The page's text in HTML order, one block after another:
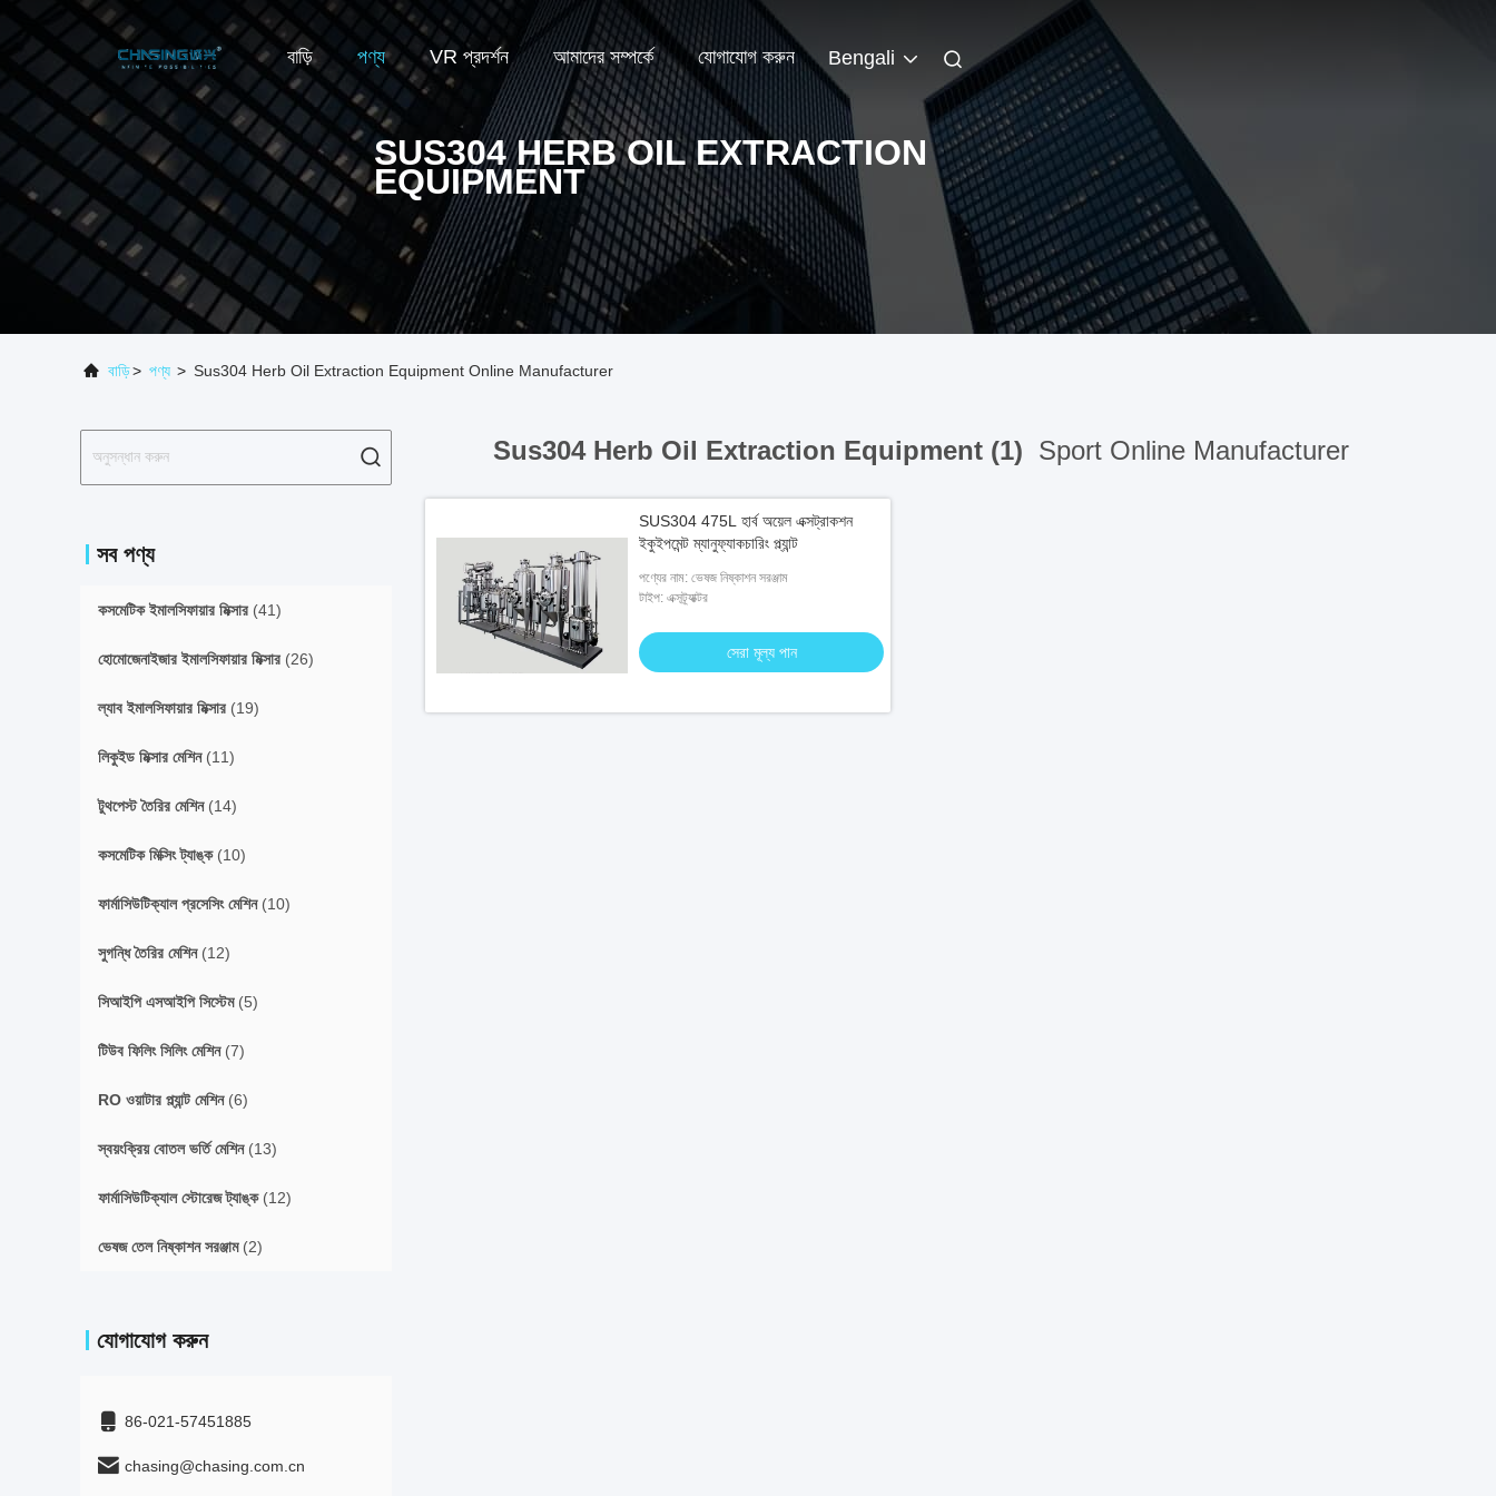
বাড়ি পণ্য VR প্রদর্শন আমাদের সম্পর্কে যোগাযোগ করুন Bengali
SUS304 HERB OIL EXTRACTION
EQUIPMENT
বাড়ি> পণ্য > Sus304 Herb Oil Extraction Equipment Online Manufacturer
সব পণ্য
কসমেটিক ইমালসিফায়ার মিক্সার (41)
হোমোজেনাইজার ইমালসিফায়ার মিক্সার (26)
ল্যাব ইমালসিফায়ার মিক্সার (19)
লিকুইড মিক্সার মেশিন(11)
টুথপেস্ট তৈরির মেশিন(14)
কসমেটিক মিক্সিং ট্যাঙ্ক(10)
ফার্মাসিউটিক্যাল প্রসেসিং মেশিন(10)
সুগন্ধি তৈরির মেশিন(12)
সিআইপি এসআইপি সিস্টেম(5)
টিউব ফিলিং সিলিং মেশিন(7)
RO ওয়াটার প্ল্যান্ট মেশিন(6)
স্বয়ংক্রিয় বোতল ভর্তি মেশিন(13)
ফার্মাসিউটিক্যাল স্টোরেজ ট্যাঙ্ক(12)
ভেষজ তেল নিষ্কাশন সরঞ্জাম(2)
যোগাযোগ করুন
86-021-57451885
chasing@chasing.com.cn
Sus304 Herb Oil Extraction Equipment (1) Sport Online Manufacturer
SUS304 475L হার্ব অয়েল এক্সট্রাকশন
ইকুইপমেন্ট ম্যানুফ্যাকচারিং প্ল্যান্ট
পণ্যের নাম: ভেষজ নিষ্কাশন সরঞ্জাম
টাইপ: এক্সট্র্যাক্টর
সেরা মূল্য পান